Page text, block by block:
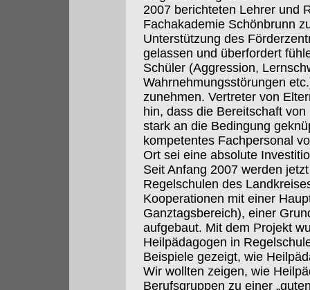
2007 berichteten Lehrer und
Fachakademie Schönbrunn
Unterstützung des
gelassen und überfordert
Schüler (Aggression,
Wahrnehmungsstörungen
zunehmen. Vertreter von
hin, dass die Bereitschaft
stark an die Bedingung
kompetentes Fachpersonal
Ort sei eine absolute
Seit Anfang 2007 werden
Regelschulen des
Kooperationen mit einer
Ganztagsbereich), einer
aufgebaut. Mit dem Projekt
Heilpädagogen in
Beispiele gezeigt, wie
Wir wollten zeigen, wie
Berufsgruppen zu einer